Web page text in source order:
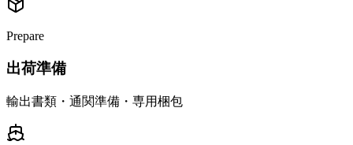
Prepare
出荷準備
輸出書類・通関準備・専用梱包